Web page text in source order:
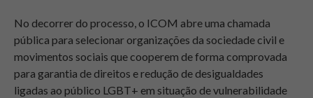
No decorrer do processo, o ICOM abre uma chamada
pública para selecionar organizações da sociedade civil e
movimentos sociais que cooperem de forma comprovada
para garantia de direitos e redução de desigualdades
ligadas ao público LGBT+ em situação de vulnerabilidade